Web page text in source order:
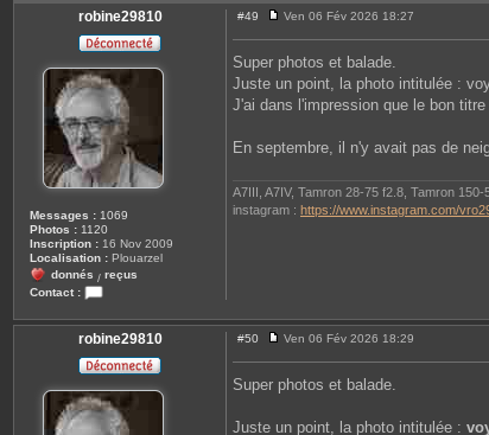
robine29810
Messages : 1069
Photos : 1120
Inscription : 16 Nov 2009
Localisation : Plouarzel
donnés / reçus
Contact :
o
n
a
c
t
e
#49
e
s
a
e
Ven 06 Fév 2026 18:27
Super photos et balade.
Juste un point, la photo intitulée :
J'ai dans l'impression que le bon
En septembre, il n'y avait pas de
A7III, A7IV, Tamron 28-75 f2.8, Tamron
instagram : https://www.instagram.com/
robine29810
#50
e
s
Ven 06 Fév 2026 18:29
Super photos et balade.
Juste un point, la photo intitulée :